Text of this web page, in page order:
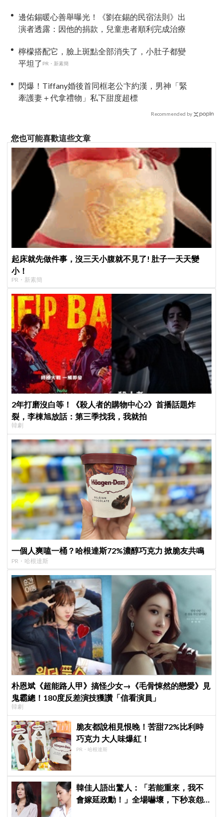
邊佑錫暖心善舉曝光！《劉在錫的民宿法則》出
演者透露：因他的捐款，兒童患者順利完成治療
檸檬搭配它，臉上斑點全部消失了，小肚子都變
平坦了 PR・新素簡
閃爆！Tiffany婚後首同框老公卞約漢，男神「緊
牽護妻＋代拿禮物」私下甜度超標
Recommended by
您也可能喜歡這些文章
起床就先做件事，沒三天小腹就不見了! 肚子一天天變
小！
PR・新素簡
2年打磨沒白等！《殺人者的購物中心2》首播話題炸
裂，李棟旭放話：第三季找我，我就拍
韓劇
一個人爽嗑一桶？哈根達斯72%濃醇巧克力 掀脆友共鳴
PR・哈根達斯
朴恩斌《超能路人甲》搞怪少女→《毛骨悚然的戀愛》見
鬼霸總！180度反差演技獲讚「信看演員」
韓劇
脆友都說相見恨晚！苦甜72%比利時
巧克力 大人味爆紅！
PR・哈根達斯
韓佳人語出驚人：「若能重來，我不
會嫁延政勳！」全場嚇壞，下秒哀怨